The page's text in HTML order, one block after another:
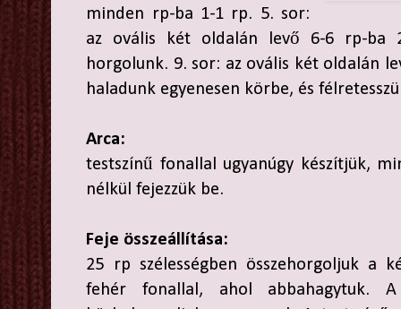
minden rp-ba 1-1 rp. 5. sor:
az ovális két oldalán levő 6-6 rp-ba
horgolunk. 9. sor: az ovális két oldalán
haladunk egyenesen körbe, és
Arca:
testszínű fonallal ugyanúgy készítjük,
nélkül fejezzük be.
Feje összeállítása:
25 rp szélességben összehorgoljuk a
fehér fonallal, ahol abbahagytuk.